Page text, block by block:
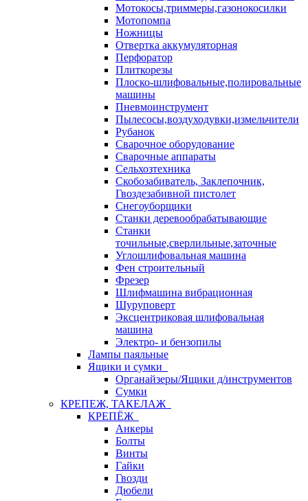
Мотокосы,триммеры,газонокосилки
Мотопомпа
Ножницы
Отвертка аккумуляторная
Перфоратор
Плиткорезы
Плоско-шлифовальные,полировальные
машины
Пневмоинструмент
Пылесосы,воздуходувки,измельчители
Рубанок
Сварочное оборудование
Сварочные аппараты
Сельхозтехника
Скобозабиватель, Заклепочник,
Гвоздезабивной пистолет
Снегоуборщики
Станки деревообрабатывающие
Станки
точильные,сверлильные,заточные
Углошлифовальная машина
Фен строительный
Фрезер
Шлифмашина вибрационная
Шуруповерт
Эксцентриковая шлифовальная
машина
Электро- и бензопилы
Лампы паяльные
Ящики и сумки
Органайзеры/Ящики д/инструментов
Сумки
КРЕПЕЖ, ТАКЕЛАЖ
КРЕПЁЖ
Анкеры
Болты
Винты
Гайки
Гвозди
Дюбели